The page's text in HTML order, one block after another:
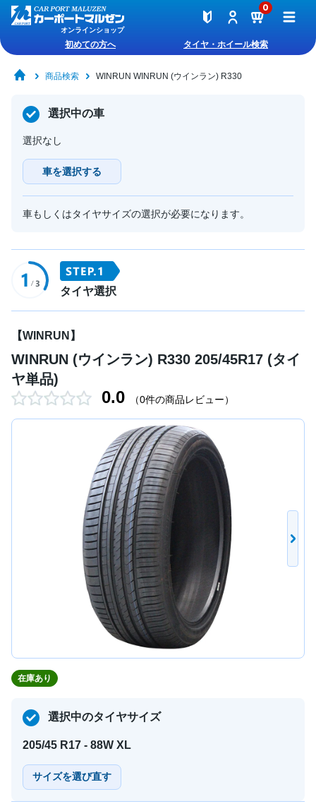
オンラインショップ
0
初めての方へ タイヤ・ホイール検索
商品検索 WINRUN WINRUN (ウインラン) R330
選択中の車
選択なし
車を選択する
車もしくはタイヤサイズの選択が必要になります。
タイヤ選択
【WINRUN】
WINRUN (ウインラン) R330 205/45R17 (タイ
ヤ単品)
0.0 （0件の商品レビュー）
在庫あり
選択中のタイヤサイズ
205/45 R17 - 88W XL
サイズを選び直す